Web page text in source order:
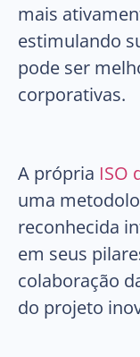
mais
estimulando
pode ser
corporativas.
A própria ISO
uma
reconhecida
em seus
colaboração
do projeto